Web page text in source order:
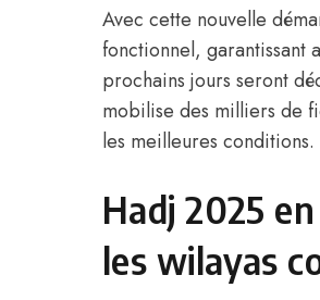
Avec cette nouvelle
fonctionnel, garantissant
prochains jours seront
mobilise des milliers de
les meilleures conditions.
Hadj 2025
les wilayas